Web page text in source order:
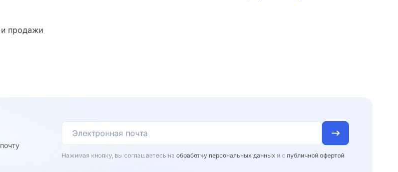
продажи
Нажимая кнопку, вы соглашаетесь на обработку персональных данных и с публичной офертой